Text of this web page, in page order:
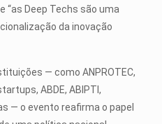
“as Deep Techs são uma
da inovação
— como ANPROTEC,
ABDE, ABIPTI,
— o evento reafirma o papel